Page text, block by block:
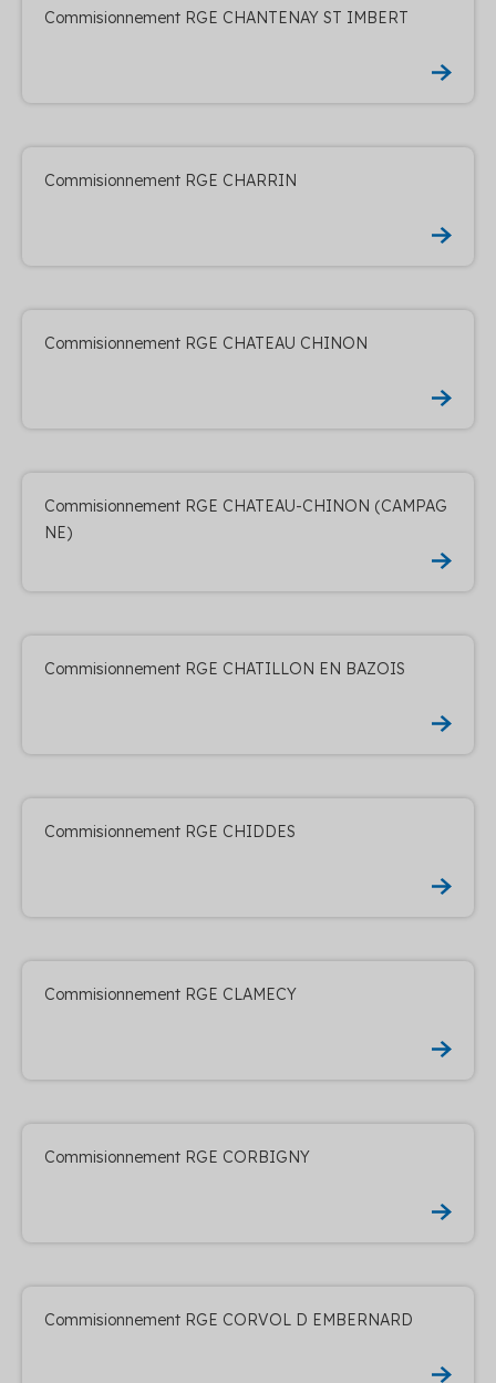
Commisionnement RGE CHANTENAY ST IMBERT
Commisionnement RGE CHARRIN
Commisionnement RGE CHATEAU CHINON
Commisionnement RGE CHATEAU-CHINON (CAMPAG
NE)
Commisionnement RGE CHATILLON EN BAZOIS
Commisionnement RGE CHIDDES
Commisionnement RGE CLAMECY
Commisionnement RGE CORBIGNY
Commisionnement RGE CORVOL D EMBERNARD